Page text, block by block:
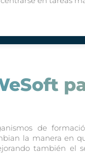
de
la manera en
también el